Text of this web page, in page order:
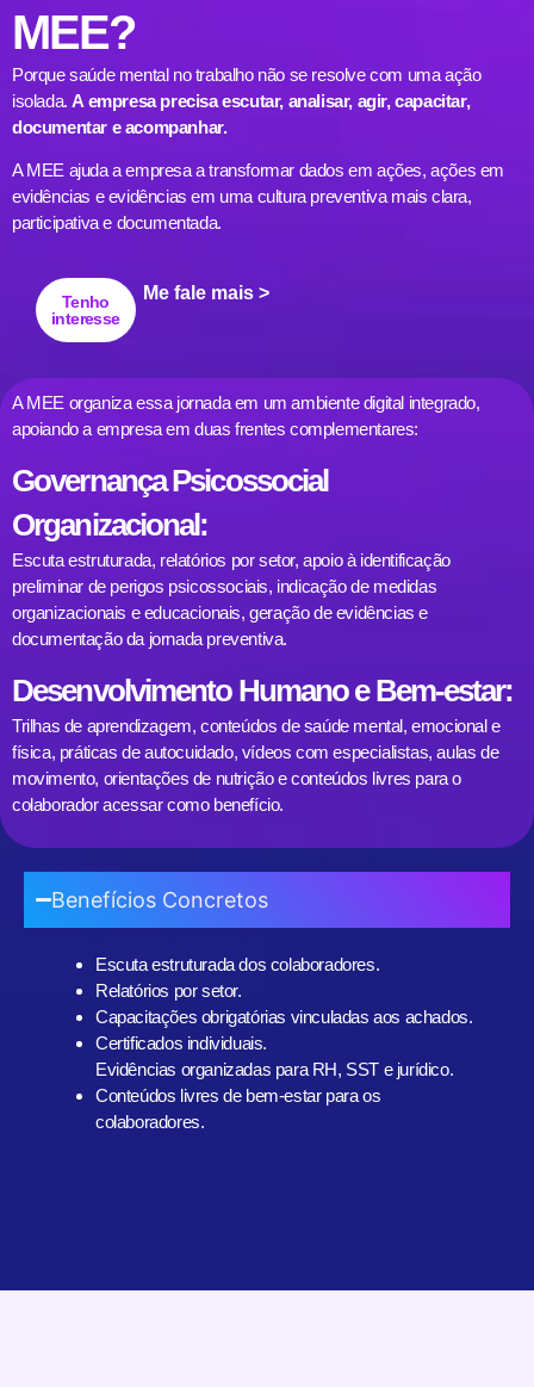
MEE?
Porque saúde mental no trabalho não se resolve com uma ação
isolada.A empresa precisa escutar, analisar, agir, capacitar,
documentar e acompanhar.
A MEE ajuda a empresa a transformar dados em ações, ações em
evidências e evidências em uma cultura preventiva mais clara,
participativa e documentada.
Tenho
interesse
Me fale mais >
A MEE organiza essa jornada em um ambiente digital integrado,
apoiando a empresa em duas frentes complementares:
Governança Psicossocial
Organizacional:
Escuta estruturada, relatórios por setor, apoio à identificação
preliminar de perigos psicossociais, indicação de medidas
organizacionais e educacionais, geração de evidências e
documentação da jornada preventiva.
Desenvolvimento Humano e Bem-estar:
Trilhas de aprendizagem, conteúdos de saúde mental, emocional e
física, práticas de autocuidado, vídeos com especialistas, aulas de
movimento, orientações de nutrição e conteúdos livres para o
colaborador acessar como benefício.
Benefícios Concretos
Escuta estruturada dos colaboradores.
Relatórios por setor.
Capacitações obrigatórias vinculadas aos achados.
Certificados individuais.
Evidências organizadas para RH, SST e jurídico.
Conteúdos livres de bem-estar para os
colaboradores.